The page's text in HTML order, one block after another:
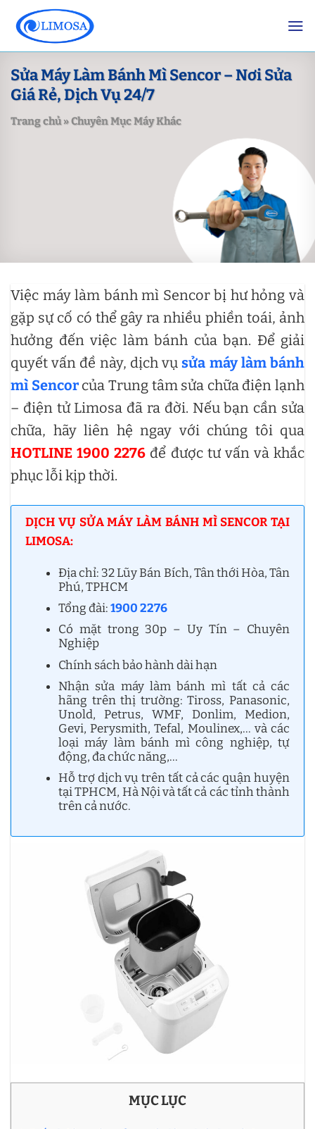
content
Sửa Máy Làm Bánh Mì Sencor – Nơi Sửa
Giá Rẻ, Dịch Vụ 24/7
Trang chủ»Chuyên Mục Máy Khác
Việc máy làm bánh mì Sencor bị hư hỏng và
gặp sự cố có thể gây ra nhiều phiền toái, ảnh
hưởng đến việc làm bánh của bạn. Để giải
quyết vấn đề này, dịch vụsửa máy làm bánh
mì Sencorcủa Trung tâm sửa chữa điện lạnh
– điện tử Limosa đã ra đời. Nếu bạn cần sửa
chữa, hãy liên hệ ngay với chúng tôi qua
HOTLINE 1900 2276 để được tư vấn và khắc
phục lỗi kịp thời.
DỊCH VỤ SỬA MÁY LÀM BÁNH MÌ SENCOR TẠI
LIMOSA:
Địa chỉ: 32 Lũy Bán Bích, Tân thới Hòa, Tân
Phú, TPHCM
Tổng đài:1900 2276
Có mặt trong 30p – Uy Tín – Chuyên
Nghiệp
Chính sách bảo hành dài hạn
Nhận sửa máy làm bánh mì tất cả các
hãng trên thị trường: Tiross, Panasonic,
Unold, Petrus, WMF, Donlim, Medion,
Gevi, Perysmith, Tefal, Moulinex,… và các
loại máy làm bánh mì công nghiệp, tự
động, đa chức năng,…
Hỗ trợ dịch vụ trên tất cả các quận huyện
tại TPHCM, Hà Nội và tất cả các tỉnh thành
trên cả nước.
MỤC LỤC